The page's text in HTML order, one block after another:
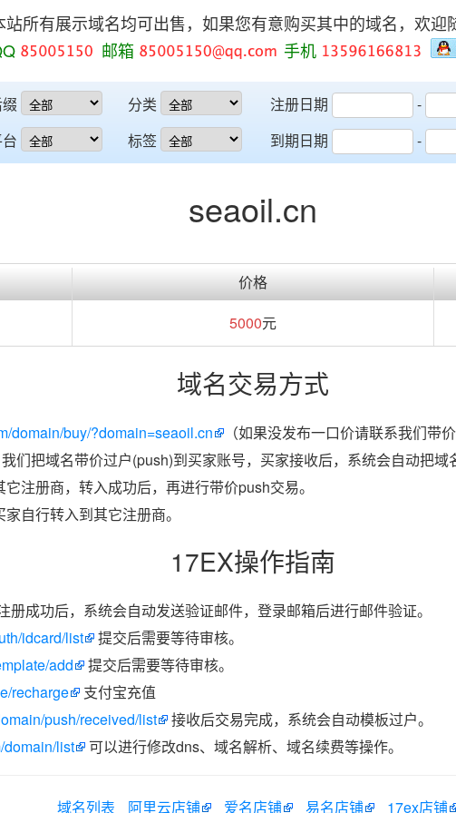
站所有展示域名均可出售，如果您有意购买其中的域名，欢迎
邮箱 手机
分类
标签
注册日期
-
到期日期
-
seaoil.cn
价格
5000元
域名交易方式
domain/buy/?domain=seaoil.cn
（如果没发布一口价请联系我们带价
们把域名带价过户(push)到买家账号，买家接收后，系统会自动把域
注册商，转入成功后，再进行带价push交易。
自行转入到其它注册商。
17EX操作指南
册成功后，系统会自动发送验证邮件，登录邮箱后进行邮件验证。
idcard/list
提交后需要等待审核。
add
提交后需要等待审核。
recharge
支付宝充值
push/received/list
接收后交易完成，系统会自动模板过户。
domain/list 可以进行修改dns、域名解析、域名续费等操作。
域名列表 阿里云店铺 爱名店铺 易名店铺 17ex店铺